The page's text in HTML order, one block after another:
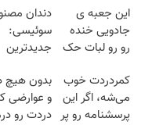
روزه ساخت!
🔥 پرداخت
درب منزل
این جعبه ی
جادویی خنده
رو رو لبات حک
خرید40%تخفیف
دندان
سوئیسی:
جدیدترین
سبک و
پرداخت
کمردردت خوب
می‌شه، اگر این
پرسشنامه رو پر
بدون هیچ
و عوارضی
دردت رو